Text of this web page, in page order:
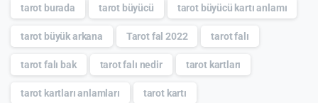
tarot burada tarot büyücü tarot büyücü kartı anlamı
tarot büyük arkana Tarot fal 2022 tarot falı
tarot falı bak tarot falı nedir tarot kartları
tarot kartları anlamları tarot kartı